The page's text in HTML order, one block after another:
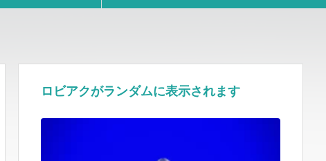
ロビアクがランダムに表示されます